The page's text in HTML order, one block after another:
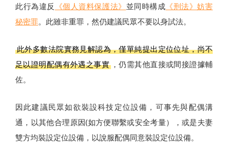
此行為違反 《個人資料保護法》 並同時構成 《刑法》妨害
秘密罪。此雖非重罪，然仍建議民眾不要以身試法。
此外多數法院實務見解認為，僅單純提出定位位址，尚不
足以證明配偶有外遇之事實 ，仍需其他直接或間接證據輔
佐。
因此建議民眾如欲裝設科技定位設備，可事先與配偶溝
通，以其他合理原因(如方便聯繫或安全考量），或是夫妻
雙方均裝設定位設備，以說服配偶同意裝設定位設備。